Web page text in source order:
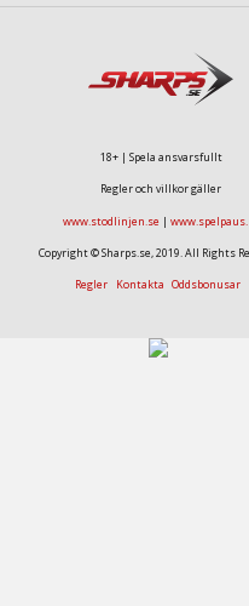
18+ | Spela ansvarsfullt
Regler och villkor gäller
www.stodlinjen.se |
Copyright © Sharps.se, 2019. All Rights
Regler Kontakta Oddsbonusar